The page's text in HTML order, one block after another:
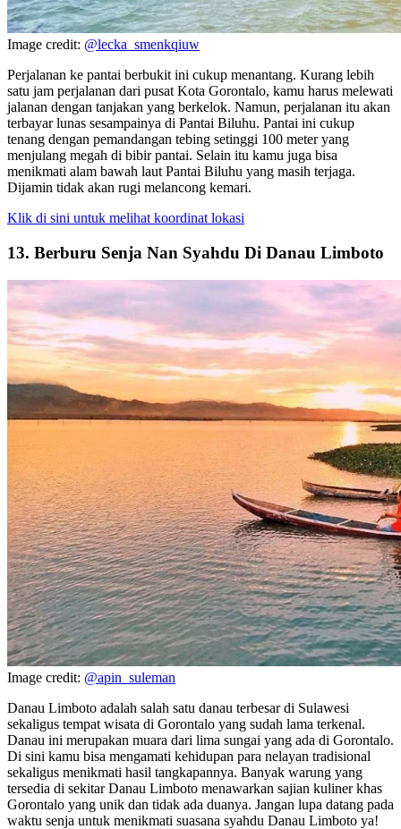
Image credit: @lecka_smenkqiuw
Perjalanan ke pantai berbukit ini cukup menantang. Kurang lebih
satu jam perjalanan dari pusat Kota Gorontalo, kamu harus melewati
jalanan dengan tanjakan yang berkelok. Namun, perjalanan itu akan
terbayar lunas sesampainya di Pantai Biluhu. Pantai ini cukup
tenang dengan pemandangan tebing setinggi 100 meter yang
menjulang megah di bibir pantai. Selain itu kamu juga bisa
menikmati alam bawah laut Pantai Biluhu yang masih terjaga.
Dijamin tidak akan rugi melancong kemari.
Klik di sini untuk melihat koordinat lokasi
13. Berburu Senja Nan Syahdu Di Danau Limboto
Image credit: @apin_suleman
Danau Limboto adalah salah satu danau terbesar di Sulawesi
sekaligus tempat wisata di Gorontalo yang sudah lama terkenal.
Danau ini merupakan muara dari lima sungai yang ada di Gorontalo.
Di sini kamu bisa mengamati kehidupan para nelayan tradisional
sekaligus menikmati hasil tangkapannya. Banyak warung yang
tersedia di sekitar Danau Limboto menawarkan sajian kuliner khas
Gorontalo yang unik dan tidak ada duanya. Jangan lupa datang pada
waktu senja untuk menikmati suasana syahdu Danau Limboto ya!